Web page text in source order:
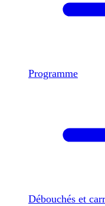
Programme
Débouchés et